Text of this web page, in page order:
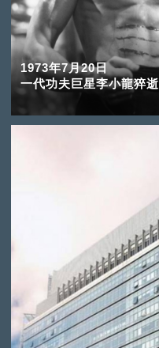
1973年7月20日
一代功夫巨星李小龍猝逝